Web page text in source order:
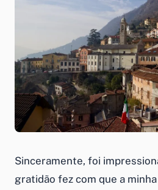
Sinceramente, foi
gratidão fez com que a